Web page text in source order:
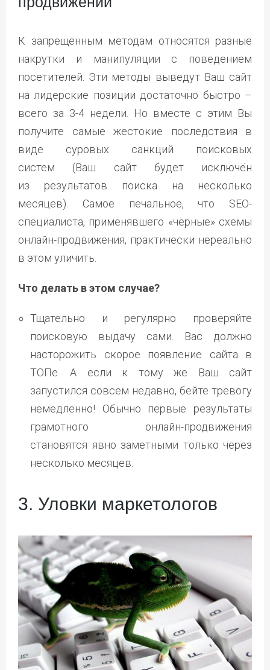
К запрещённым методам относятся разные
накрутки и манипуляции с поведением
посетителей. Эти методы выведут Ваш сайт
на лидерские позиции достаточно быстро –
всего за 3-4 недели. Но вместе с этим Вы
получите самые жестокие последствия в
виде суровых санкций поисковых
систем (Ваш сайт будет исключён
из результатов поиска на несколько
месяцев). Самое печальное, что SEO-
специалиста, применявшего «чёрные» схемы
онлайн-продвижения, практически нереально
в этом уличить.
Что делать в этом случае?
Тщательно и регулярно проверяйте
поисковую выдачу сами. Вас должно
насторожить скорое появление сайта в
ТОПе. А если к тому же Ваш сайт
запустился совсем недавно, бейте тревогу
немедленно! Обычно первые результаты
грамотного онлайн-продвижения
становятся явно заметными только через
несколько месяцев.
3. Уловки маркетологов